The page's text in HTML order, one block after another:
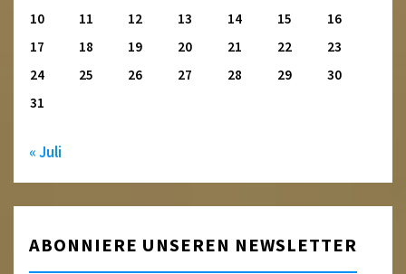
10
11 12 13 14 15
16
17
18 19 20 21 22
23
24
25 26 27 28 29
30
31
« Juli
ABONNIERE UNSEREN NEWSLETTER